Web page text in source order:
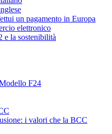
un pagamento in Europa
elettronico
la sostenibilità
F24
i valori che la BCC